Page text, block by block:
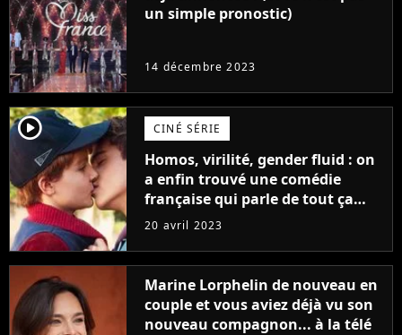
un simple pronostic)
14 décembre 2023
player2 CINÉ SÉRIE
Homos, virilité, gender fluid : on
a enfin trouvé une comédie
française qui parle de tout ça
sans être super ringarde
20 avril 2023
Marine Lorphelin de nouveau en
couple et vous aviez déjà vu son
nouveau compagnon... à la télé